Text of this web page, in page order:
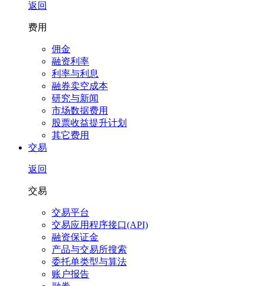
返回
费用
佣金
融资利率
利率与利息
融券卖空成本
研究与新闻
市场数据费用
股票收益提升计划
其它费用
交易
返回
交易
交易平台
交易应用程序接口(API)
融资保证金
产品与交易所搜索
委托单类型与算法
账户报告